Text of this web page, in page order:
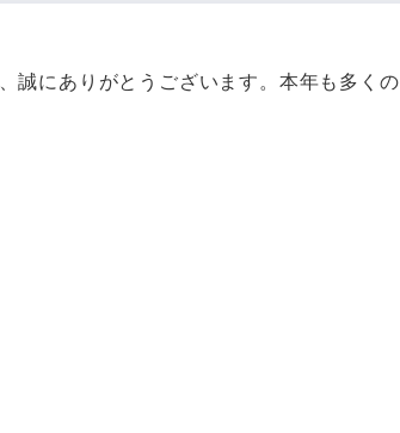
誠にありがとうございます。本年も多くの